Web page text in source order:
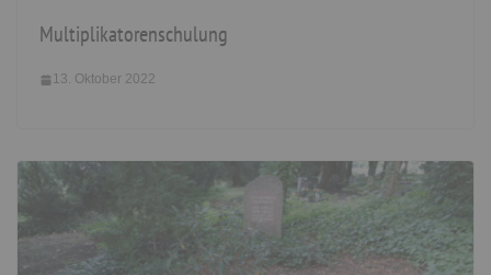
Multiplikatorenschulung
13. Oktober 2022